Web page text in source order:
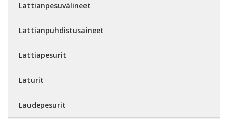
Lattianpesuvälineet
Lattianpuhdistusaineet
Lattiapesurit
Laturit
Laudepesurit